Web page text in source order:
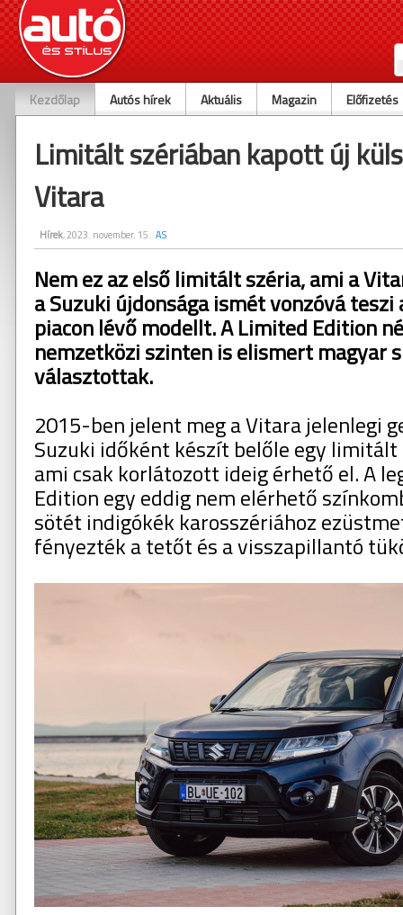
Kezdőlap Autós hírek Aktuális Magazin Előfizetés
Limitált szériában kapott új
Vitara
Hírek, 2023. november. 15. AS
Nem ez az első limitált széria, ami a
a Suzuki újdonsága ismét vonzóvá teszi
piacon lévő modellt. A Limited Edition
nemzetközi szinten is elismert magyar
választottak.
2015-ben jelent meg a Vitara jelenlegi
Suzuki időként készít belőle egy
ami csak korlátozott ideig érhető el. A
Edition egy eddig nem elérhető
sötét indigókék karosszériához
fényezték a tetőt és a visszapillantó